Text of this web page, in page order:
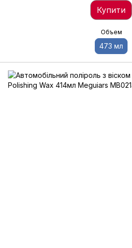
Купити
Объем
473 мл